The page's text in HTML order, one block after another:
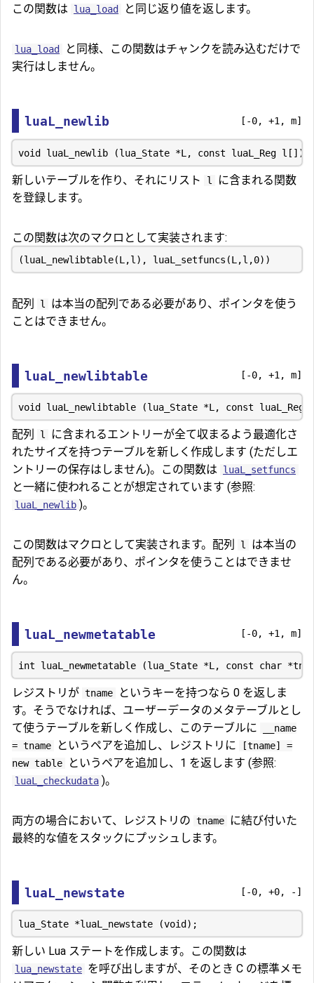
この関数は lua_load と同じ返り値を返します。
lua_load
と同様、この関数はチャンクを読み込むだけで
実行はしません。
luaL_newlib [-0, +1, m]
新しいテーブルを作り、それにリスト l
に含まれる関数
を登録します。
この関数は次のマクロとして実装されます:
配列 l
は本当の配列である必要があり、ポインタを使う
ことはできません。
luaL_newlibtable [-0, +1, m]
配列 l
に含まれるエントリーが全て収まるよう最適化さ
れたサイズを持つテーブルを新しく作成します (ただしエ
ントリーの保存はしません)。この関数は
luaL_setfuncs
と一緒に使われることが想定されています (参照:
luaL_newlib )。
この関数はマクロとして実装されます。配列 l
は本当の
配列である必要があり、ポインタを使うことはできませ
ん。
luaL_newmetatable [-0, +1, m]
レジストリが tname
というキーを持つなら 0 を返しま
す。そうでなければ、ユーザーデータのメタテーブルとし
て使うテーブルを新しく作成し、このテーブルに
__name
= tname
というペアを追加し、レジストリに
[tname] =
new table
というペアを追加し、1 を返します (参照:
luaL_checkudata )。
両方の場合において、レジストリの tname
に結び付いた
最終的な値をスタックにプッシュします。
luaL_newstate [-0, +0, -]
新しい Lua ステートを作成します。この関数は
lua_newstate を呼び出しますが、そのとき C の標準メモ